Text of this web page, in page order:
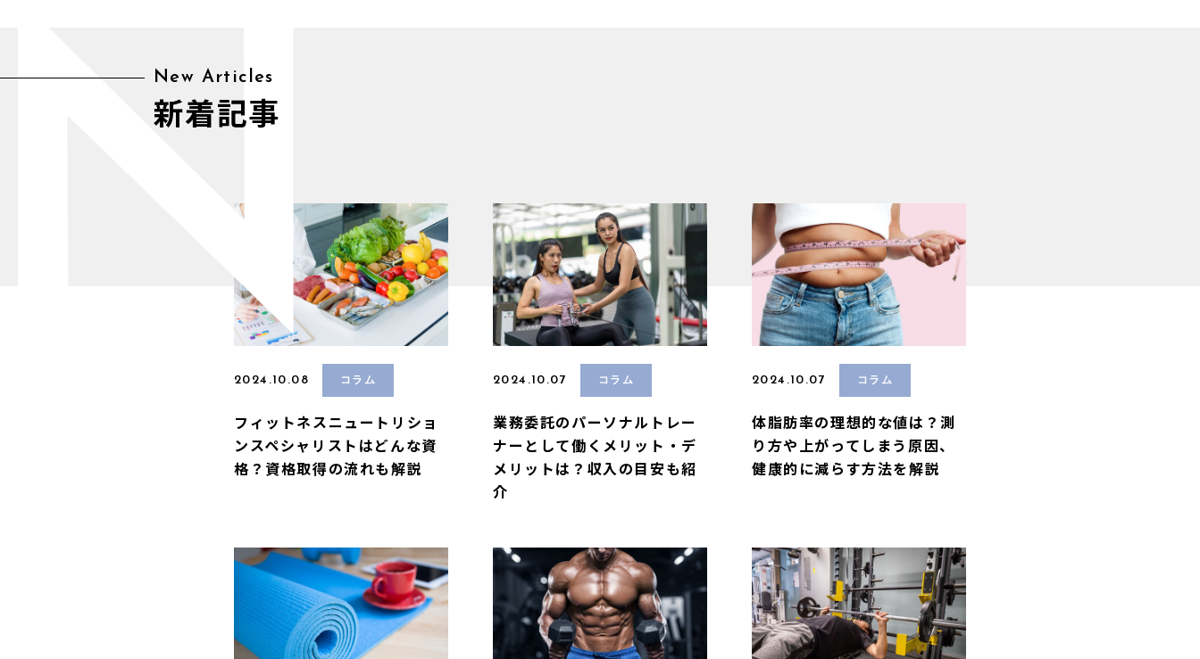
New Articles
新着記事
2024.10.08 コラム
フィットネスニュートリショ
ンスペシャリストはどんな資
格？資格取得の流れも解説
2024.10.07 コラム
業務委託のパーソナルトレー
ナーとして働くメリット・デ
メリットは？収入の目安も紹
介
2024.10.07 コラム
体脂肪率の理想的な値は？測
り方や上がってしまう原因、
健康的に減らす方法を解説